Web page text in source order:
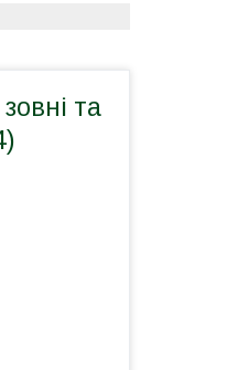
та